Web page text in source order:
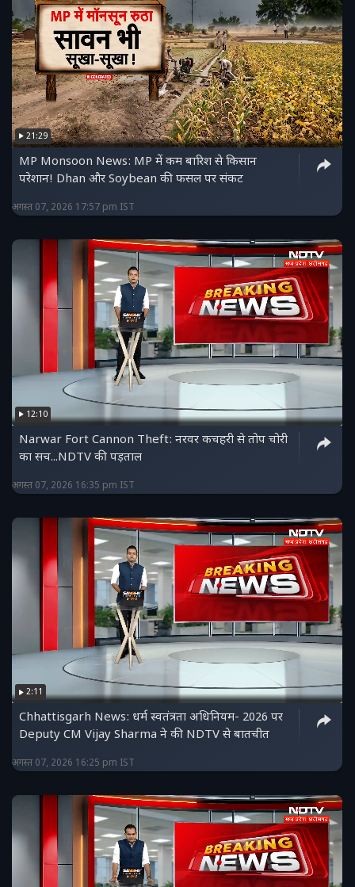
21:29
MP Monsoon News: MP में कम बारिश से किसान
परेशान! Dhan और Soybean की फसल पर संकट
अगस्त 07, 2026 17:57 pm IST
12:10
Narwar Fort Cannon Theft: नरवर कचहरी से तोप चोरी
का सच...NDTV की पड़ताल
अगस्त 07, 2026 16:35 pm IST
2:11
Chhattisgarh News: धर्म स्वतंत्रता अधिनियम- 2026 पर
Deputy CM Vijay Sharma ने की NDTV से बातचीत
अगस्त 07, 2026 16:25 pm IST